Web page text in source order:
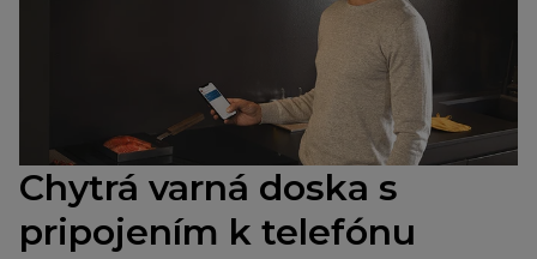
Chytrá varná doska s
pripojením k telefónu